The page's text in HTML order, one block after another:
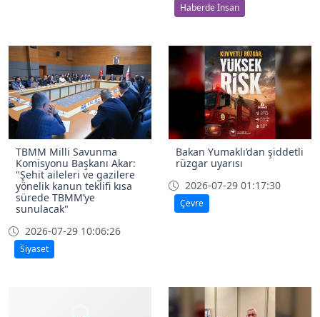
Haberde İnsan
TBMM Milli Savunma
Komisyonu Başkanı Akar:
"Şehit aileleri ve gazilere
yönelik kanun teklifi kısa
sürede TBMM’ye
sunulacak"
2026-07-29 10:06:26
Siyaset
Bakan Yumaklı’dan şiddetli
rüzgar uyarısı
2026-07-29 01:17:30
Çevre